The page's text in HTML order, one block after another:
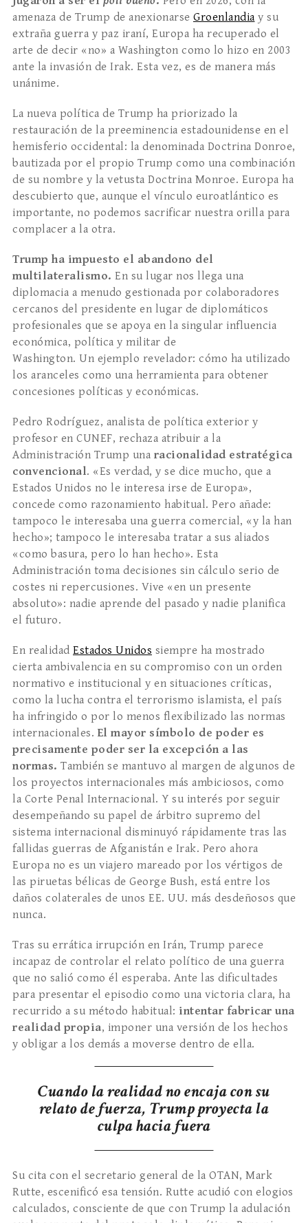
amenaza de Trump de anexionarse Groenlandia y su
extraña guerra y paz iraní, Europa ha recuperado el
arte de decir «no» a Washington como lo hizo en 2003
ante la invasión de Irak. Esta vez, es de manera más
unánime.
La nueva política de Trump ha priorizado la
restauración de la preeminencia estadounidense en el
hemisferio occidental: la denominada Doctrina Donroe,
bautizada por el propio Trump como una combinación
de su nombre y la vetusta Doctrina Monroe. Europa ha
descubierto que, aunque el vínculo euroatlántico es
importante, no podemos sacrificar nuestra orilla para
complacer a la otra.
Trump ha impuesto el abandono del
multilateralismo. En su lugar nos llega una
diplomacia a menudo gestionada por colaboradores
cercanos del presidente en lugar de diplomáticos
profesionales que se apoya en la singular influencia
económica, política y militar de
Washington. Un ejemplo revelador: cómo ha utilizado
los aranceles como una herramienta para obtener
concesiones políticas y económicas.
Pedro Rodríguez, analista de política exterior y
profesor en CUNEF, rechaza atribuir a la
Administración Trump una racionalidad estratégica
convencional. «Es verdad, y se dice mucho, que a
Estados Unidos no le interesa irse de Europa»,
concede como razonamiento habitual. Pero añade:
tampoco le interesaba una guerra comercial, «y la han
hecho»; tampoco le interesaba tratar a sus aliados
«como basura, pero lo han hecho». Esta
Administración toma decisiones sin cálculo serio de
costes ni repercusiones. Vive «en un presente
absoluto»: nadie aprende del pasado y nadie planifica
el futuro.
En realidad Estados Unidos siempre ha mostrado
cierta ambivalencia en su compromiso con un orden
normativo e institucional y en situaciones críticas,
como la lucha contra el terrorismo islamista, el país
ha infringido o por lo menos flexibilizado las normas
internacionales. El mayor símbolo de poder es
precisamente poder ser la excepción a las
normas. También se mantuvo al margen de algunos de
los proyectos internacionales más ambiciosos, como
la Corte Penal Internacional. Y su interés por seguir
desempeñando su papel de árbitro supremo del
sistema internacional disminuyó rápidamente tras las
fallidas guerras de Afganistán e Irak. Pero ahora
Europa no es un viajero mareado por los vértigos de
las piruetas bélicas de George Bush, está entre los
daños colaterales de unos EE. UU. más desdeñosos que
nunca.
Tras su errática irrupción en Irán, Trump parece
incapaz de controlar el relato político de una guerra
que no salió como él esperaba. Ante las dificultades
para presentar el episodio como una victoria clara, ha
recurrido a su método habitual: intentar fabricar una
realidad propia, imponer una versión de los hechos
y obligar a los demás a moverse dentro de ella.
Cuando la realidad no encaja con su
relato de fuerza, Trump proyecta la
culpa hacia fuera
Su cita con el secretario general de la OTAN, Mark
Rutte, escenificó esa tensión. Rutte acudió con elogios
calculados, consciente de que con Trump la adulación